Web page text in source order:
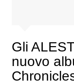
Gli
nuovo